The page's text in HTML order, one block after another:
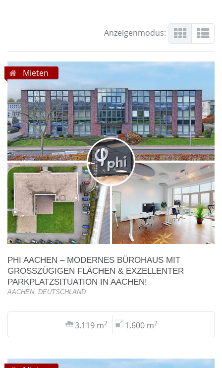
Anzeigenmodus:
Mieten
PHI AACHEN – MODERNES BÜROHAUS MIT
GROSSZÜGIGEN FLÄCHEN & EXZELLENTER P
ARKPLATZSITUATION IN AACHEN!
AACHEN, DEUTSCHLAND
3.119 m2 1.600 m2